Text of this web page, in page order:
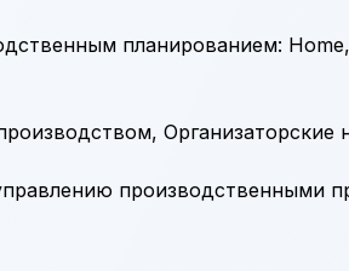
планированием:
, Организаторские
производственными